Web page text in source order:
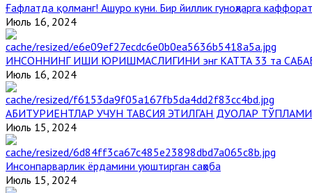
Ғафлатда қолманг! Ашуро куни. Бир йиллик гуноҳларга
Июль 16, 2024
ИНСОННИНГ ИШИ ЮРИШМАСЛИГИНИ энг КАТТА 33 та
Июль 16, 2024
АБИТУРИЕНТЛАР УЧУН ТАВСИЯ ЭТИЛГАН ДУОЛАР ТЎПЛАМИ
Июль 15, 2024
Инсонпарварлик ёрдамини уюштирган саҳоба
Июль 15, 2024